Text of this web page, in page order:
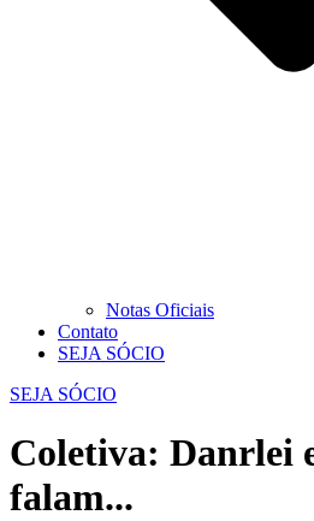
Notas Oficiais
Contato
SEJA SÓCIO
SEJA SÓCIO
Coletiva: Danrlei
falam...